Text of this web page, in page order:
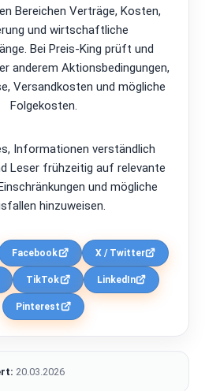
Bereichen Verträge, Kosten,
und wirtschaftliche
Bei Preis-King prüft und
anderem Aktionsbedingungen,
Versandkosten und mögliche
Folgekosten.
Informationen verständlich
Leser frühzeitig auf relevante
und mögliche
hinzuweisen.
Facebook X / Twitter
TikTok LinkedIn
Pinterest
20.03.2026